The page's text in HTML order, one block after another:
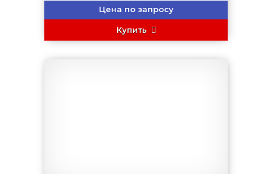
Цена по запросу
Купить